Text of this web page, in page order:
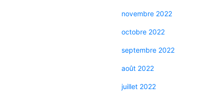
novembre 2022
octobre 2022
septembre 2022
août 2022
juillet 2022